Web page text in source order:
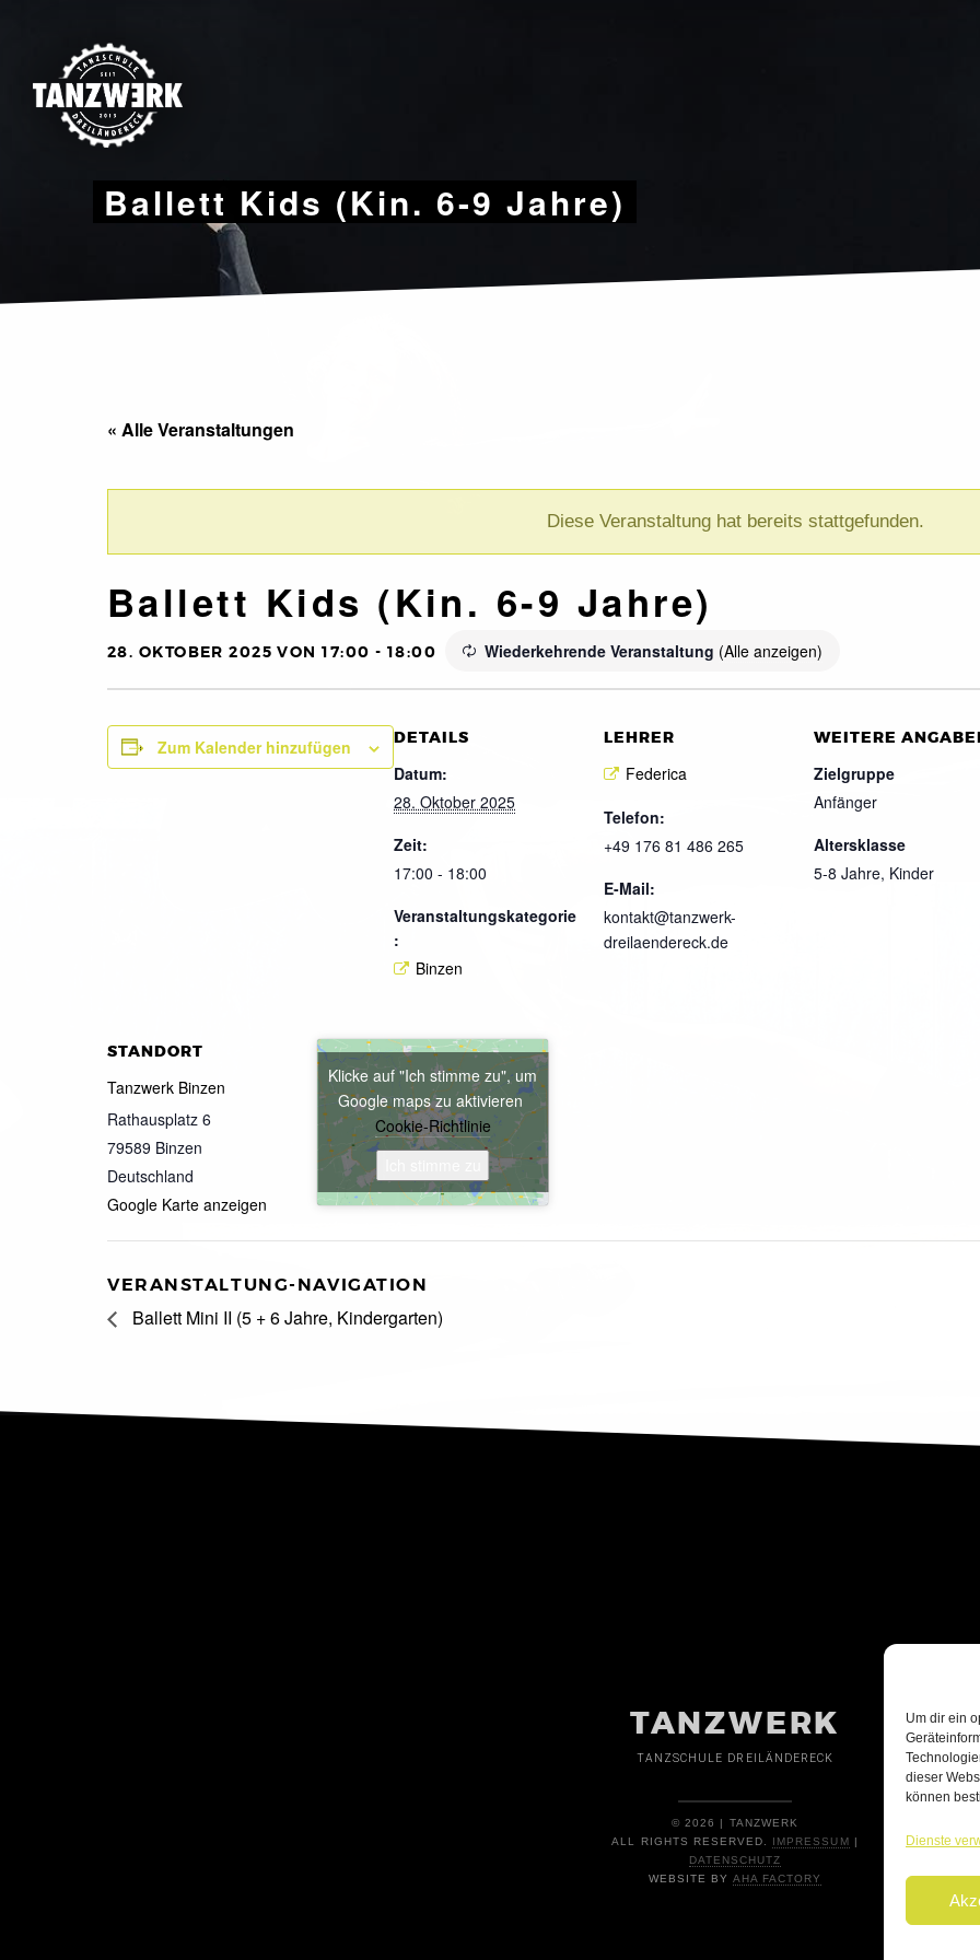
Um dir ein
dieser
können
Dienste
content
Ballett Kids (Kin. 6-9 Jahre)
« Alle Veranstaltungen
Diese Veranstaltung hat bereits stattgefunden.
Ballett Kids (Kin. 6-9 Jahre)
28. OKTOBER 2025 VON 17:00 - 18:00 Wiederkehrende Veranstaltung (Alle anzeigen)
Zum Kalender hinzufügen DETAILS
Datum:
28. Oktober 2025
Zeit:
17:00 - 18:00
Veranstaltungskategorie
:
Binzen
LEHRER
Federica
Telefon:
+49 176 81 486 265
E-Mail:
kontakt@tanzwerk-
dreilaendereck.de
WEITERE
Zielgruppe
Anfänger
Altersklasse
5-8 Jahre, Kinder
STANDORT
Tanzwerk Binzen
Rathausplatz 6
79589 Binzen
Deutschland
Google Karte anzeigen
Klicke auf "Ich stimme zu", um
Google maps zu aktivieren
Cookie-Richtlinie
VERANSTALTUNG-NAVIGATION
Ballett Mini II (5 + 6 Jahre, Kindergarten)
TANZWERK
TANZSCHULE DREILÄNDERECK
© 2026 | TANZWERK
ALL RIGHTS RESERVED. IMPRESSUM |
DATENSCHUTZ
WEBSITE BY AHA FACTORY